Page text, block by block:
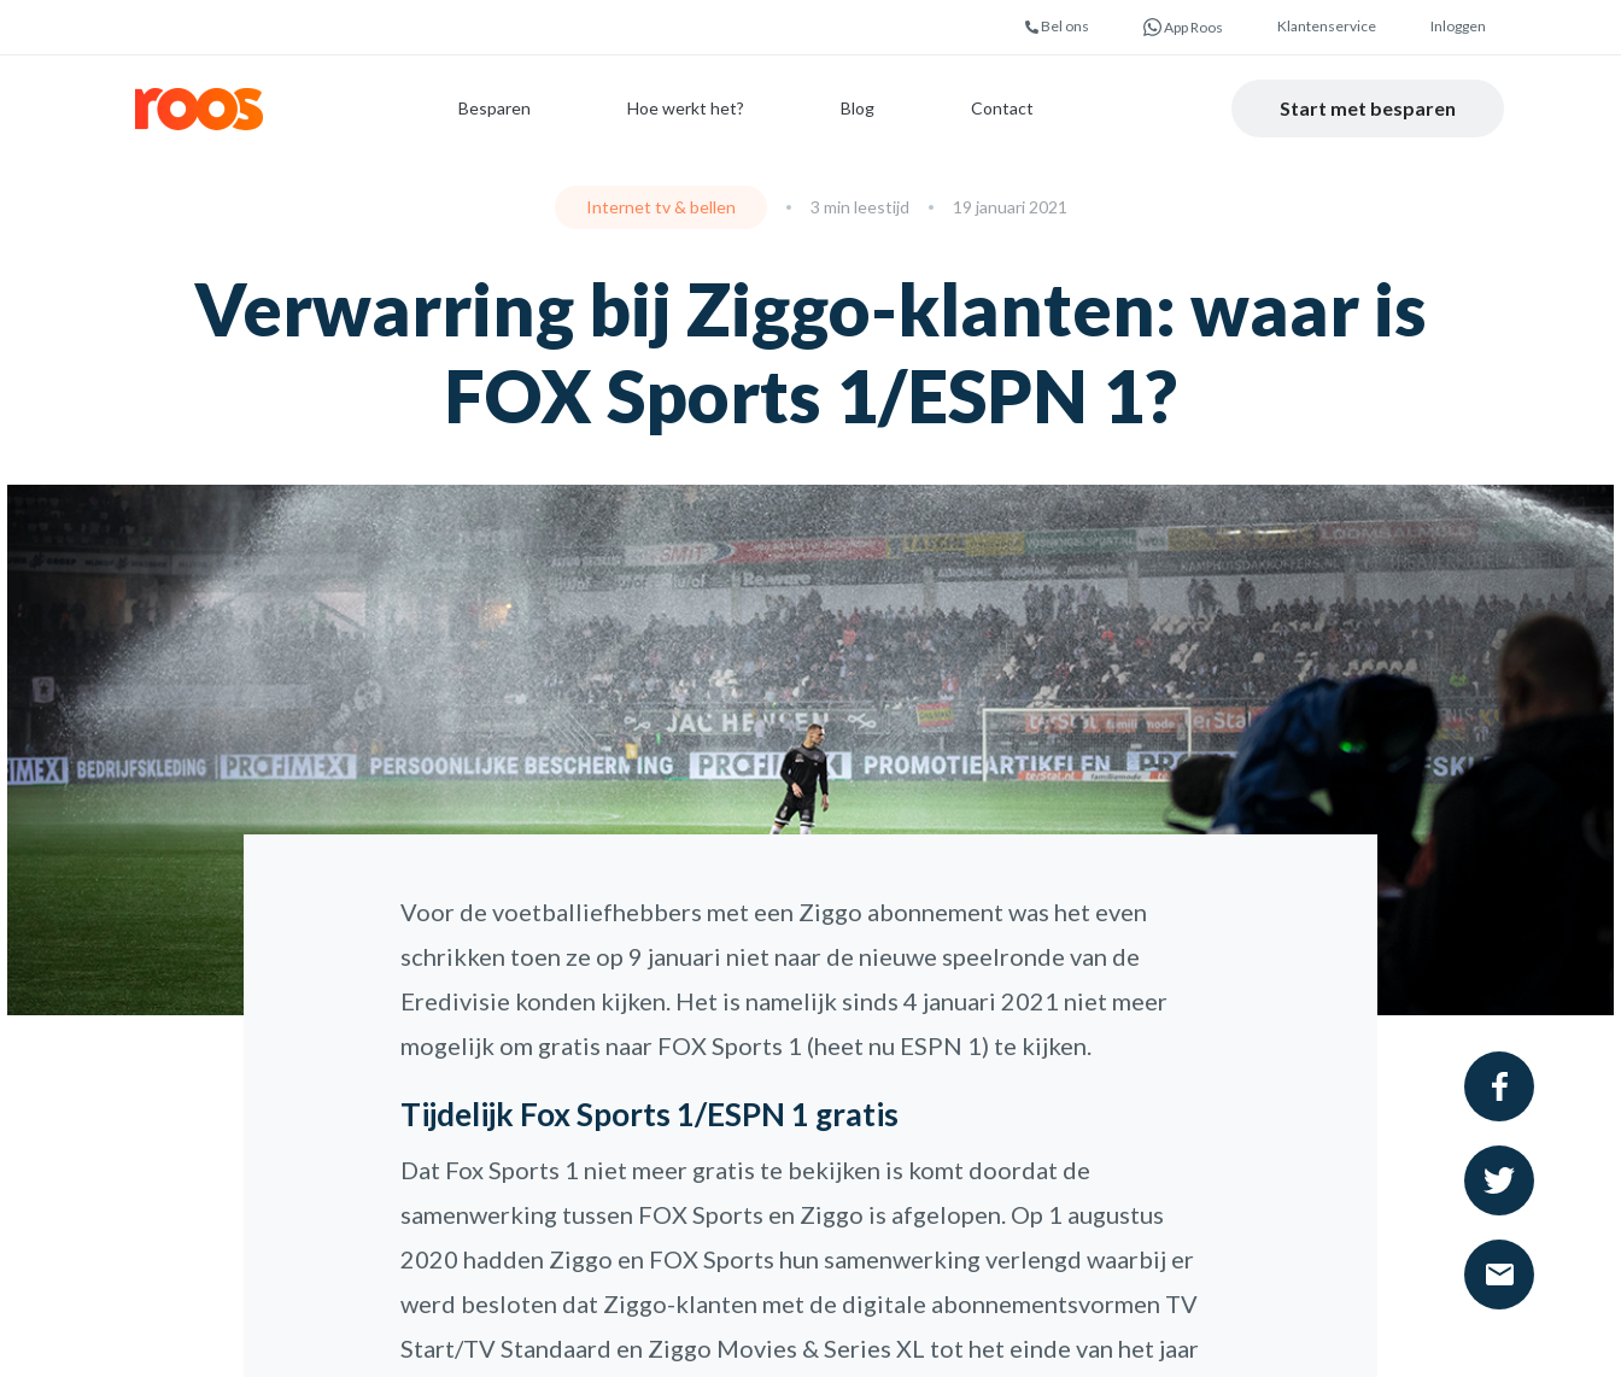
Bel ons App Roos Klantenservice Inloggen
Besparen Hoe werkt het? Blog Contact Start met besparen
Internet tv & bellen 3 min leestijd 19 januari 2021
Verwarring bij Ziggo-klanten: waar is
FOX Sports 1/ESPN 1?
Voor de voetballiefhebbers met een Ziggo abonnement was het even
schrikken toen ze op 9 januari niet naar de nieuwe speelronde van de
Eredivisie konden kijken. Het is namelijk sinds 4 januari 2021 niet meer
mogelijk om gratis naar FOX Sports 1 (heet nu ESPN 1) te kijken.
Tijdelijk Fox Sports 1/ESPN 1 gratis
Dat Fox Sports 1 niet meer gratis te bekijken is komt doordat de
samenwerking tussen FOX Sports en Ziggo is afgelopen. Op 1 augustus
2020 hadden Ziggo en FOX Sports hun samenwerking verlengd waarbij er
werd besloten dat Ziggo-klanten met de digitale abonnementsvormen TV
Start/TV Standaard en Ziggo Movies & Series XL tot het einde van het jaar